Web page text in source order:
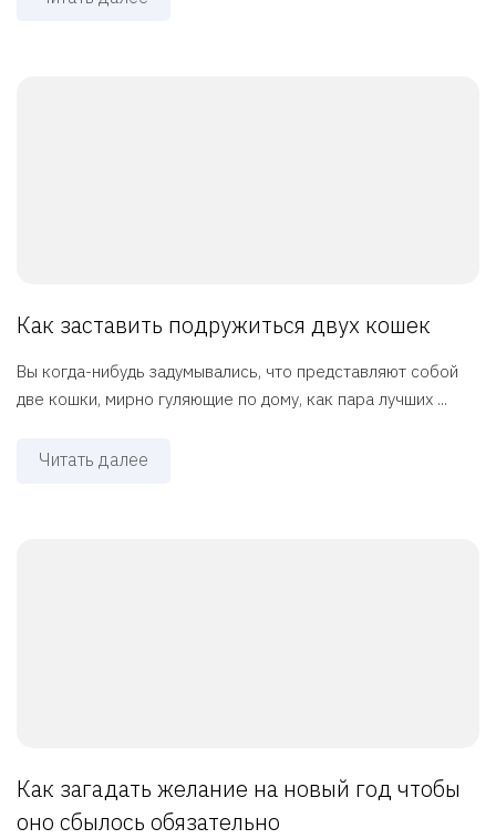
Как заставить подружиться двух кошек
Вы когда-нибудь задумывались, что представляют собой
две кошки, мирно гуляющие по дому, как пара лучших ...
Читать далее
Как загадать желание на новый год чтобы
оно сбылось обязательно